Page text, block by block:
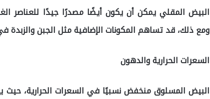
البيض المقلي يمكن أن يكون أيضًا مصدرًا جيدًا للعناصر
ومع ذلك، قد تساهم المكونات الإضافية مثل الجبن والزبدة
السعرات الحرارية والدهون